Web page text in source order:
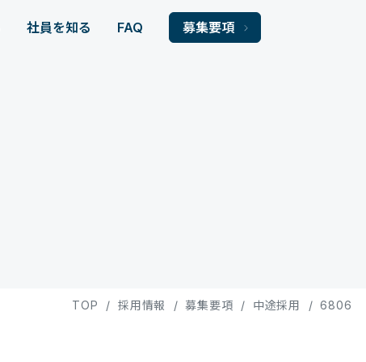
社員を知る FAQ 募集要項
TOP / 採用情報 / 募集要項 / 中途採用 / 6806